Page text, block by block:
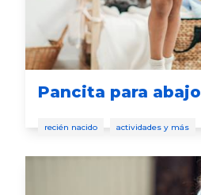
Pancita para abajo
recién nacido actividades y más